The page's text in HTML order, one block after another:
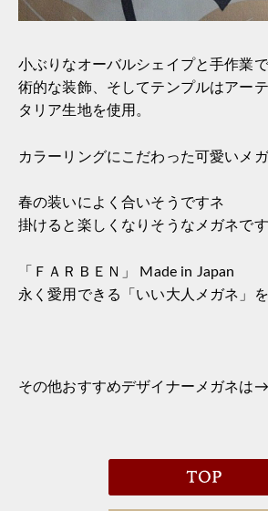
小ぶりなオーバルシェイプと手作業
術的な装飾、そしてテンプルはアー
タリア生地を使用。
カラーリングにこだわった可愛いメガ
春の装いによく合いそうですネ
掛けると楽しくなりそうなメガネで
「ＦＡＲＢＥＮ」 Made in Japan
永く愛用できる「いい大人メガネ」
その他おすすめデザイナーメガネは→